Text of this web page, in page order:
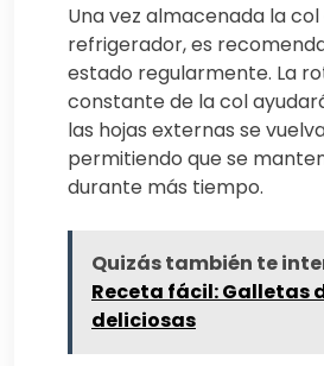
Una vez almacenada la col
refrigerador, es
estado regularmente. La
constante de la col
las hojas externas se
permitiendo que se
durante más tiempo.
Quizás también te
Receta fácil: Galletas
deliciosas